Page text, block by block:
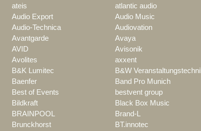
ateis atlantic audio
Audio Export Audio Music
Audio-Technica Audiovation
Avantgarde Avaya
AVID Avisonik
Avolites axxent
B&K Lumitec B&W
Baenfer Band Pro Munich
Best of Events bestvent group
Bildkraft Black Box Music
BRAINPOOL Brand-L
Brunckhorst BT.innotec